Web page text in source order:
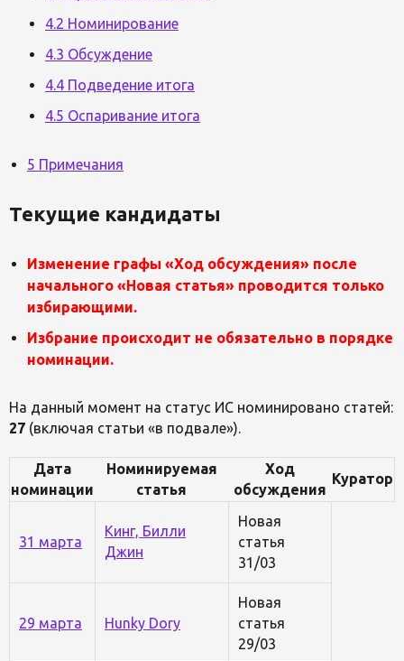
4.2 Номинирование
4.3 Обсуждение
4.4 Подведение итога
4.5 Оспаривание итога
5 Примечания
Текущие кандидаты
Изменение графы «Ход обсуждения» после
начального «Новая статья» проводится только
избирающими.
Избрание происходит не обязательно в порядке
номинации.
На данный момент на статус ИС номинировано статей:
27 (включая статьи «в подвале»).
Дата
номинации
Номинируемая
статья
Ход
обсуждения
Куратор
31 марта
Кинг, Билли
Джин
Новая
статья
31/03
29 марта Hunky Dory
Новая
статья
29/03